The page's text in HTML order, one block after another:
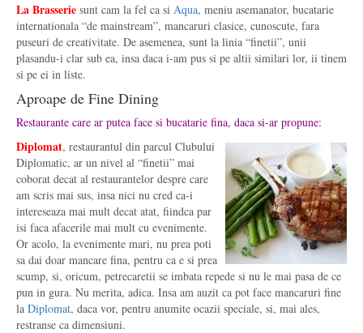
La Brasserie sunt cam la fel ca si Aqua, meniu asemanator, bucatarie
internationala “de mainstream”, mancaruri clasice, cunoscute, fara
puseuri de creativitate. De asemenea, sunt la linia “finetii”, unii
plasandu-i clar sub ea, insa daca i-am pus si pe altii similari lor, ii tinem
si pe ei in liste.
Aproape de Fine Dining
Restaurante care ar putea face si bucatarie fina, daca si-ar propune:
Diplomat, restaurantul din parcul Clubului
Diplomatic, ar un nivel al “finetii” mai
coborat decat al restaurantelor despre care
am scris mai sus, insa nici nu cred ca-i
intereseaza mai mult decat atat, fiindca par
isi faca afacerile mai mult cu evenimente.
Or acolo, la evenimente mari, nu prea poti
sa dai doar mancare fina, pentru ca e si prea
scump, si, oricum, petrecaretii se imbata repede si nu le mai pasa de ce
pun in gura. Nu merita, adica. Insa am auzit ca pot face mancaruri fine
la Diplomat, daca vor, pentru anumite ocazii speciale, si, mai ales,
restranse ca dimensiuni.